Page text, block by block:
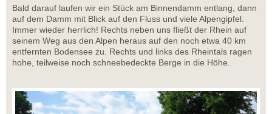
Bald darauf laufen wir ein Stück am Binnendamm entlang, dann
auf dem Damm mit Blick auf den Fluss und viele Alpengipfel.
Immer wieder herrlich! Rechts neben uns fließt der Rhein auf
seinem Weg aus den Alpen heraus auf den noch etwa 40 km
entfernten Bodensee zu. Rechts und links des Rheintals ragen
hohe, teilweise noch schneebedeckte Berge in die Höhe.